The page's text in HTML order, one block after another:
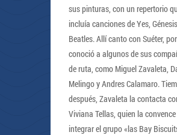
sus pinturas, con un repertorio
incluía canciones de Yes,
Beatles. Allí canto con Suéter,
conoció a algunos de sus
de ruta, como Miguel Zavaleta,
Melingo y Andres Calamaro.
después, Zavaleta la contacta
Viviana Tellas, quien la
integrar el grupo «las Bay